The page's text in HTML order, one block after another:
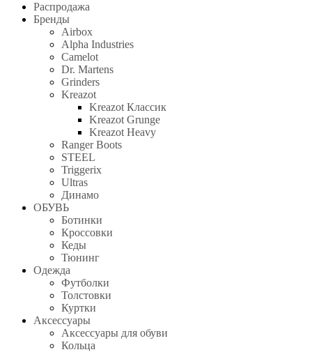
Распродажа
Бренды
Airbox
Alpha Industries
Camelot
Dr. Martens
Grinders
Kreazot
Kreazot Классик
Kreazot Grunge
Kreazot Heavy
Ranger Boots
STEEL
Triggerix
Ultras
Динамо
ОБУВЬ
Ботинки
Кроссовки
Кеды
Тюнинг
Одежда
Футболки
Толстовки
Куртки
Аксессуары
Аксессуары для обуви
Кольца